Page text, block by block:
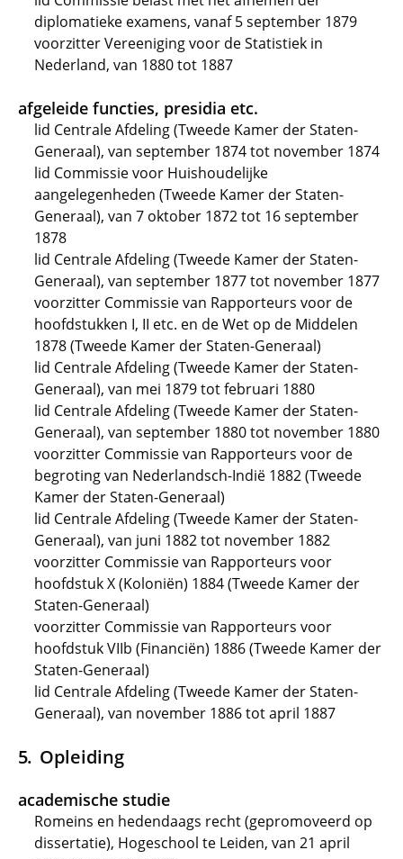
diplomatieke examens, vanaf 5 september 1879
voorzitter Vereeniging voor de Statistiek in
Nederland, van 1880 tot 1887
afgeleide functies, presidia etc.
lid Centrale Afdeling (Tweede Kamer der Staten-
Generaal), van september 1874 tot november 1874
lid Commissie voor Huishoudelijke
aangelegenheden (Tweede Kamer der Staten-
Generaal), van 7 oktober 1872 tot 16 september
1878
lid Centrale Afdeling (Tweede Kamer der Staten-
Generaal), van september 1877 tot november 1877
voorzitter Commissie van Rapporteurs voor de
hoofdstukken I, II etc. en de Wet op de Middelen
1878 (Tweede Kamer der Staten-Generaal)
lid Centrale Afdeling (Tweede Kamer der Staten-
Generaal), van mei 1879 tot februari 1880
lid Centrale Afdeling (Tweede Kamer der Staten-
Generaal), van september 1880 tot november 1880
voorzitter Commissie van Rapporteurs voor de
begroting van Nederlandsch-Indië 1882 (Tweede
Kamer der Staten-Generaal)
lid Centrale Afdeling (Tweede Kamer der Staten-
Generaal), van juni 1882 tot november 1882
voorzitter Commissie van Rapporteurs voor
hoofdstuk X (Koloniën) 1884 (Tweede Kamer der
Staten-Generaal)
voorzitter Commissie van Rapporteurs voor
hoofdstuk VIIb (Financiën) 1886 (Tweede Kamer der
Staten-Generaal)
lid Centrale Afdeling (Tweede Kamer der Staten-
Generaal), van november 1886 tot april 1887
Opleiding
academische studie
Romeins en hedendaags recht (gepromoveerd op
dissertatie), Hogeschool te Leiden, van 21 april